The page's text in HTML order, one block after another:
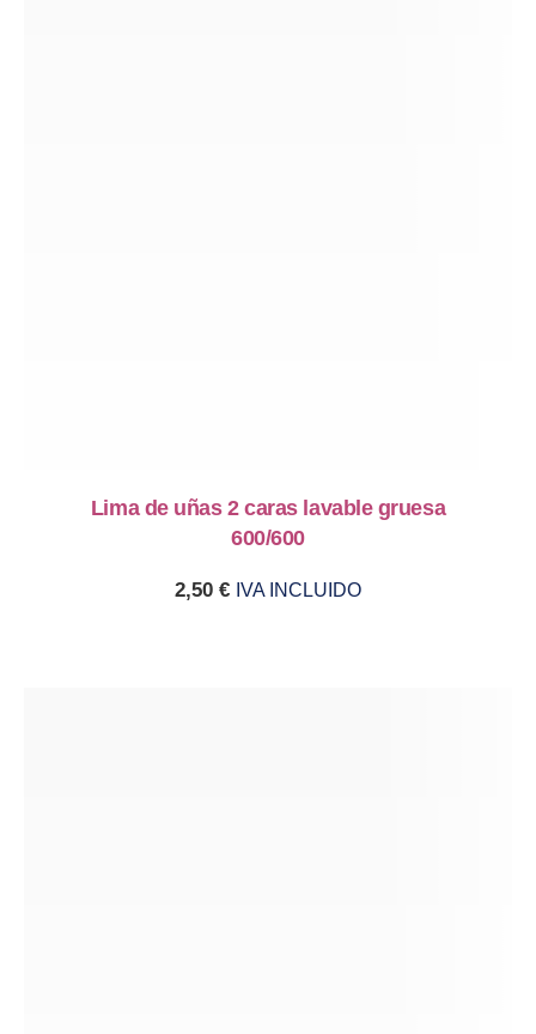
Lima de uñas 2 caras lavable gruesa
600/600
2,50 € IVA INCLUIDO